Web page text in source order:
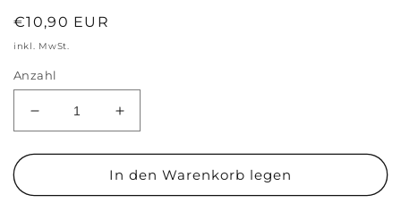
Normaler
Preis
€10,90 EUR
inkl. MwSt.
Anzahl
Verringere
die
Menge
Notizbuch
Erhöhe
die
Menge
für
Notizbuch
In den Warenkorb legen